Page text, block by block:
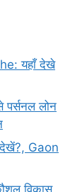
यहाँ देखे
लोन
Gaon
विकास